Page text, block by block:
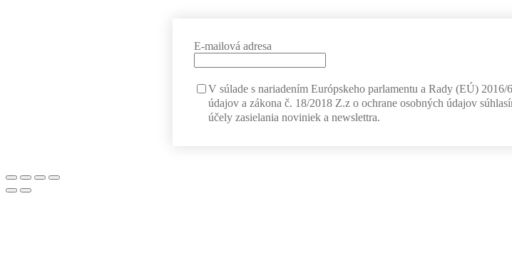
E-mailová adresa
V súlade s nariadením Európskeho parlamentu a Rady (EÚ)
údajov a zákona č. 18/2018 Z.z o ochrane osobných údajov
účely zasielania noviniek a newslettra.